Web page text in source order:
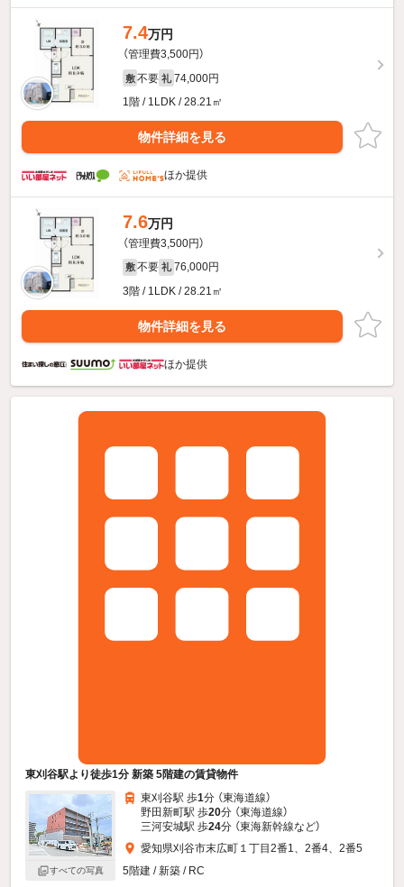
7.4万円
（管理費3,500円）
敷 不要 礼 74,000円
1階 / 1LDK / 28.21㎡
物件詳細を見る
ほか提供
7.6万円
（管理費3,500円）
敷 不要 礼 76,000円
3階 / 1LDK / 28.21㎡
物件詳細を見る
ほか提供
東刈谷駅より徒歩1分 新築 5階建の賃貸物件
すべての写真
東刈谷駅 歩1分 （東海道線）
野田新町駅 歩20分 （東海道線）
三河安城駅 歩24分 （東海新幹線など）
愛知県刈谷市末広町１丁目2番1、2番4、2番5
5階建 / 新築 / RC